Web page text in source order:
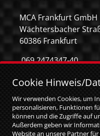
MCA Frankfurt GmbH
Wächtersbacher
60386 Frankfurt
069 2474347-40
info@mca-
Cookie Hinweis/
Wir verwenden Cookies, um
personalisieren, Funktionen
können und die Zugriffe auf
Außerdem geben wir
Website an unsere Partner